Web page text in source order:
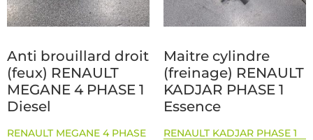
Anti brouillard droit
(feux) RENAULT
MEGANE 4 PHASE 1
Diesel
RENAULT MEGANE 4 PHASE
Maitre cylindre
(freinage) RENAULT
KADJAR PHASE 1
Essence
RENAULT KADJAR PHASE 1